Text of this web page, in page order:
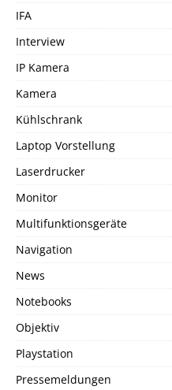
IFA
Interview
IP Kamera
Kamera
Kühlschrank
Laptop Vorstellung
Laserdrucker
Monitor
Multifunktionsgeräte
Navigation
News
Notebooks
Objektiv
Playstation
Pressemeldungen